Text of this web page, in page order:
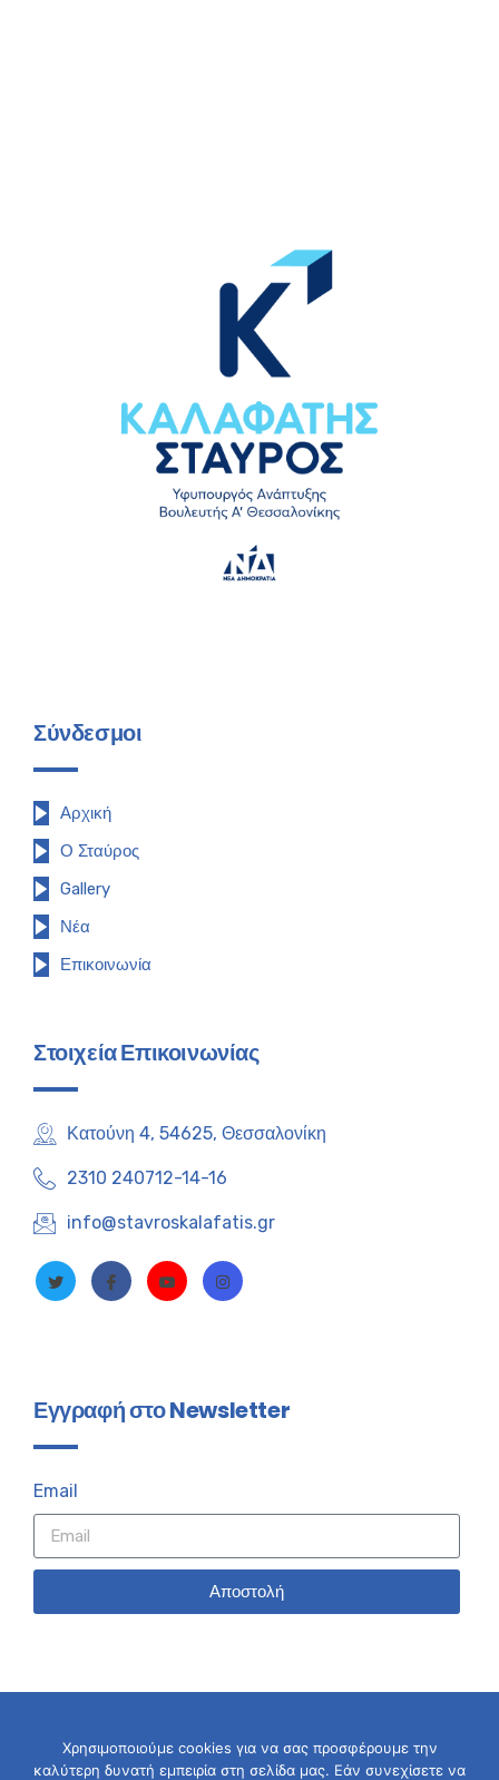
Σύνδεσμοι
Αρχική
Ο Σταύρος
Gallery
Νέα
Επικοινωνία
Στοιχεία Επικοινωνίας
Κατούνη 4, 54625, Θεσσαλονίκη
2310 240712-14-16
info@stavroskalafatis.gr
Εγγραφή στο Newsletter
Email
Αποστολή
© 2026 Σταύρος Καλαφάτης
Χρησιμοποιούμε cookies για να σας προσφέρουμε την
καλύτερη δυνατή εμπειρία στη σελίδα μας. Εάν συνεχίσετε να